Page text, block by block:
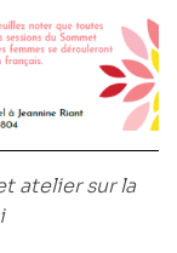
atelier sur la